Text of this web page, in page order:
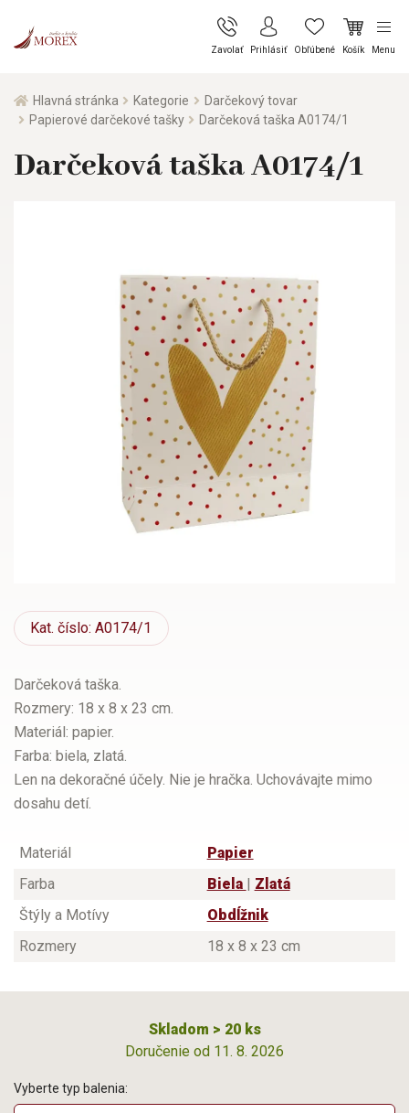
Zavolať Prihlásiť Obľúbené Košík Menu
Hlavná stránka Kategorie
Darčekový tovar
Papierové darčekové tašky
Darčeková taška A0174/1
Darčeková taška A0174/1
Kat. číslo: A0174/1
Darčeková taška.
Rozmery: 18 x 8 x 23 cm.
Materiál: papier.
Farba: biela, zlatá.
Len na dekoračné účely. Nie je hračka. Uchovávajte mimo
dosahu detí.
Materiál
Papier
Farba
Biela
Zlatá
Štýly a Motívy
Obdĺžnik
Rozmery
18 x 8 x 23 cm
Skladom > 20 ks
Doručenie od 11. 8. 2026
Vyberte typ balenia: